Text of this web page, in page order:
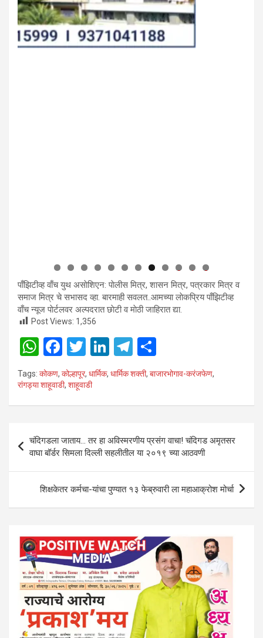
0 1
2
पाँझिटीव्ह वाँच युथ असाेशिएन: पाेलीस मित्र, शासन मित्र, पत्रकार मित्र व
समाज मित्र चे सभासद व्हा. बारमाही सवलत..आमच्या लाेकप्रिय पाँझिटीव्ह
वाँच न्यूज पाेर्टलवर अल्पदरात छाेटी व माेठी जाहिरात द्या.
Post Views: 1,356
W
h
at
s
p
p
F
a
ce
b
o
k
T
wi
tt
er
Li
n
ke
dI
T
el
e
gr
m
h
ar
e
Tags: कोकण, कोल्हापूर, धार्मिक, धार्मिक शक्ती, बाजारभोगाव-करंजफेण,
रांगड्या शाहूवाडी, शाहूवाडी
Post
navigation
चंदिगडला जाताय… तर हा अविस्मरणीय प्रसंग वाचा! चंदिगड अमृतसर
वाघा बॉर्डर सिमला दिल्ली सहलीतील या २०१९ च्या आठवणी
शिक्षकेतर कर्मचा-यांचा पुण्यात १३ फेब्रुवारी ला महाआक्रोश मोर्चा